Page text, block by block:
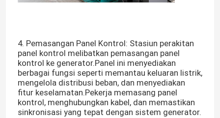
4. Pemasangan Panel Kontrol: Stasiun perakitan
panel kontrol melibatkan pemasangan panel
kontrol ke generator.Panel ini menyediakan
berbagai fungsi seperti memantau keluaran listrik,
mengelola distribusi beban, dan menyediakan
fitur keselamatan.Pekerja memasang panel
kontrol, menghubungkan kabel, dan memastikan
sinkronisasi yang tepat dengan sistem generator.